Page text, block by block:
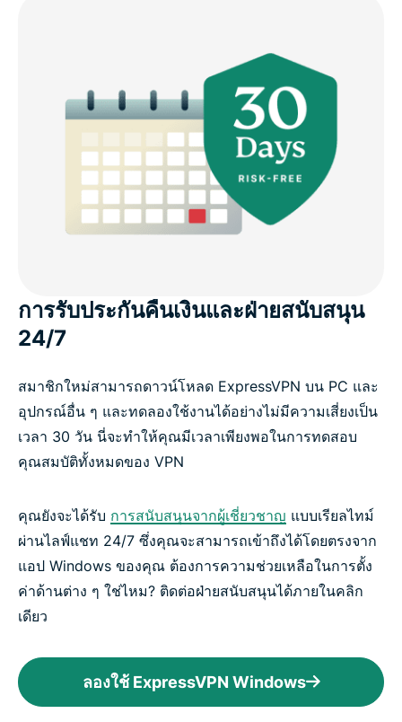
การรับประกันคืนเงินและฝ่ายสนับสนุน
24/7
สมาชิกใหม่สามารถดาวน์โหลด ExpressVPN บน PC และ
อุปกรณ์อื่น ๆ และทดลองใช้งานได้อย่างไม่มีความเสี่ยงเป็น
เวลา 30 วัน นี่จะทำให้คุณมีเวลาเพียงพอในการทดสอบ
คุณสมบัติทั้งหมดของ VPN
คุณยังจะได้รับ การสนับสนุนจากผู้เชี่ยวชาญ แบบเรียลไทม์
ผ่านไลฟ์แชท 24/7 ซึ่งคุณจะสามารถเข้าถึงได้โดยตรงจาก
แอป Windows ของคุณ ต้องการความช่วยเหลือในการตั้ง
ค่าด้านต่าง ๆ ใช่ไหม? ติดต่อฝ่ายสนับสนุนได้ภายในคลิก
เดียว
ลองใช้ ExpressVPN Windows